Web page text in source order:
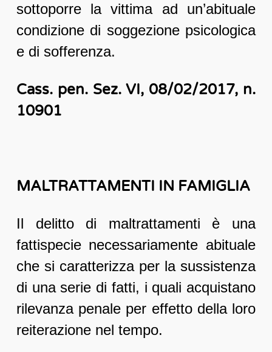
sottoporre la vittima ad un’abituale
condizione di soggezione psicologica
e di sofferenza.
Cass. pen. Sez. VI, 08/02/2017, n.
10901
MALTRATTAMENTI IN FAMIGLIA
Il delitto di maltrattamenti è una
fattispecie necessariamente abituale
che si caratterizza per la sussistenza
di una serie di fatti, i quali acquistano
rilevanza penale per effetto della loro
reiterazione nel tempo.